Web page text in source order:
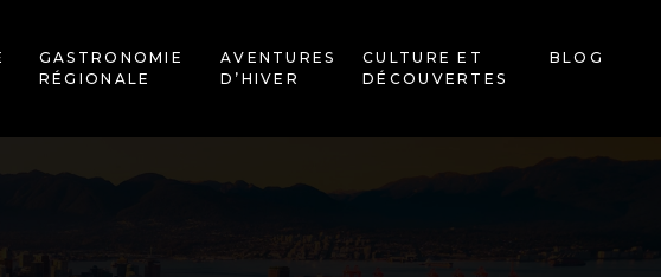
GASTRONOMIE
RÉGIONALE
AVENTURES
D’HIVER
CULTURE ET
DÉCOUVERTES
BLOG